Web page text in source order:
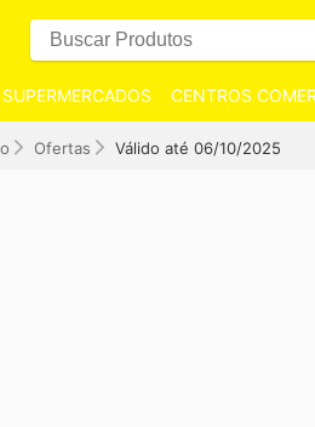
SUPERMERCADOS CENTROS
Ofertas Válido até 06/10/2025